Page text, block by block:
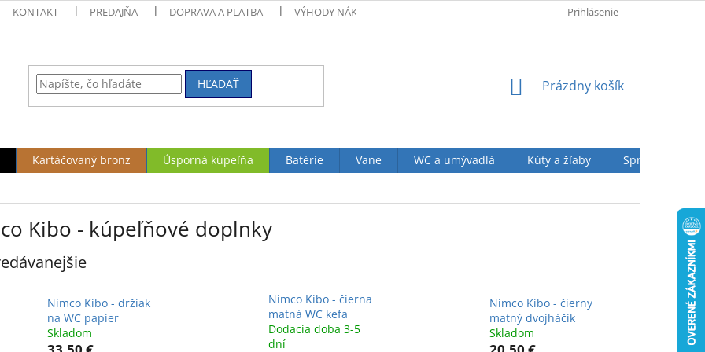
KONTAKT PREDAJŇA DOPRAVA A PLATBA VÝHODY NÁKUPU U NÁS OBCHODNÉ PODMIENKY (VOP)Prihlásenie
HĽADAŤ
NÁKUPNÝ
Prázdny košík
Kartáčovaný bronz Úsporná kúpeľňa Batérie Vane WC a umývadlá Kúty a žľaby
Sprchové sety
Kibo - kúpeľňové doplnky
Nimco Kibo - držiak
na WC papier
Skladom
Nimco Kibo - čierna
matná WC kefa
Dodacia doba 3-5
dní
Nimco Kibo - čierny
matný dvojháčik
Skladom